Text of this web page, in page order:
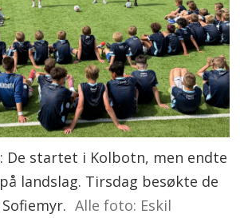
De startet i Kolbotn, men endte
landslag. Tirsdag besøkte de
Alle foto: Eskil